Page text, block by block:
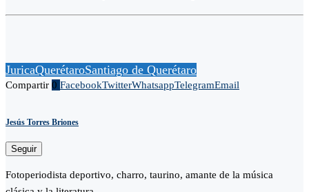
JuricaQuerétaroSantiago de Querétaro
Compartir 0 FacebookTwitterWhatsappTelegramEmail
Jesús Torres Briones
Seguir
Fotoperiodista deportivo, charro, taurino, amante de la música